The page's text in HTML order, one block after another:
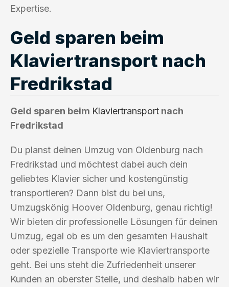
Expertise.
Geld sparen beim
Klaviertransport nach
Fredrikstad
Geld sparen beim Klaviertransport nach
Fredrikstad
Du planst deinen Umzug von Oldenburg nach
Fredrikstad und möchtest dabei auch dein
geliebtes Klavier sicher und kostengünstig
transportieren? Dann bist du bei uns,
Umzugskönig Hoover Oldenburg, genau richtig!
Wir bieten dir professionelle Lösungen für deinen
Umzug, egal ob es um den gesamten Haushalt
oder spezielle Transporte wie Klaviertransporte
geht. Bei uns steht die Zufriedenheit unserer
Kunden an oberster Stelle, und deshalb haben wir